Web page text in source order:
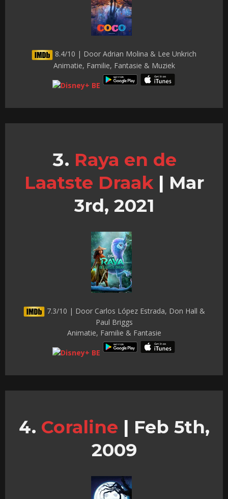
8.4/10 | Door Adrian Molina & Lee Unkrich
Animatie, Familie, Fantasie & Muziek
Raya en de
Laatste Draak | Mar
3rd, 2021
7.3/10 | Door Carlos López Estrada, Don Hall &
Paul Briggs
Animatie, Familie & Fantasie
Coraline | Feb 5th,
2009